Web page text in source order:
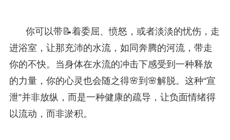
你可以带📝着委屈、愤怒，或者淡淡的忧伤，走
进浴室，让那充沛的水流，如同奔腾的河流，带走
你的不快。当身体在水流的冲击下感受到一种释放
的力量，你的心灵也会随之得🌸到🌸解脱。这种“宣
泄”并非放纵，而是一种健康的疏导，让负面情绪得
以流动，而非淤积。